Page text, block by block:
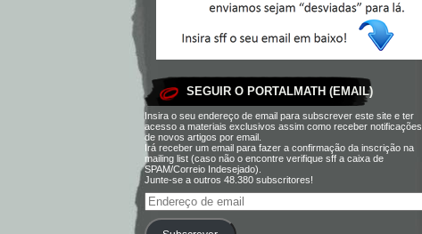
SEGUIR O PORTALMATH (EMAIL)
Insira o seu endereço de email para subscrever este site e ter
acesso a materiais exclusivos assim como receber notificações
de novos artigos por email.
Irá receber um email para fazer a confirmação da inscrição na
mailing list (caso não o encontre verifique sff a caixa de
SPAM/Correio Indesejado).
Junte-se a outros 48.380 subscritores!